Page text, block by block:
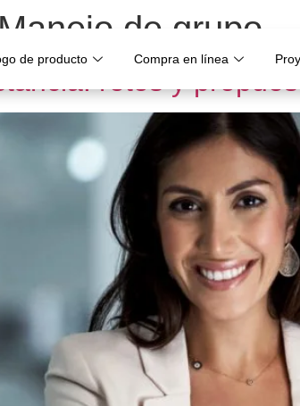
de producto Compra en línea
Manejo de grupo
retos y